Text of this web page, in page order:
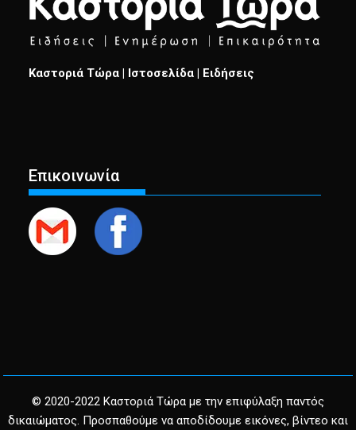
Καστοριά Τώρα | Ιστοσελίδα | Ειδήσεις
Επικοινωνία
© 2020-2022 Καστοριά Τώρα με την επιφύλαξη παντός
δικαιώματος. Προσπαθούμε να αποδίδουμε εικόνες, βίντεο και